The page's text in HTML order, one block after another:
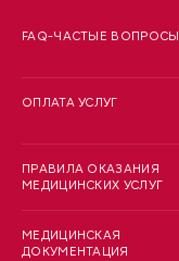
FAQ-ЧАСТЫЕ ВОПРОСЫ
ОПЛАТА УСЛУГ
ПРАВИЛА ОКАЗАНИЯ
МЕДИЦИНСКИХ УСЛУГ
МЕДИЦИНСКАЯ
ДОКУМЕНТАЦИЯ